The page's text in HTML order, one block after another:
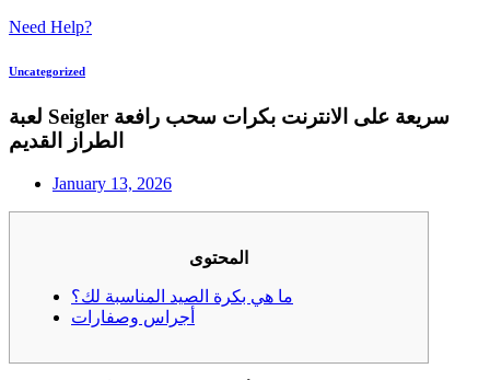
Need Help?
Uncategorized
لعبة Seigler سريعة على الانترنت بكرات سحب رافعة
الطراز القديم
January 13, 2026
المحتوى
ما هي بكرة الصيد المناسبة لك؟
أجراس وصفارات